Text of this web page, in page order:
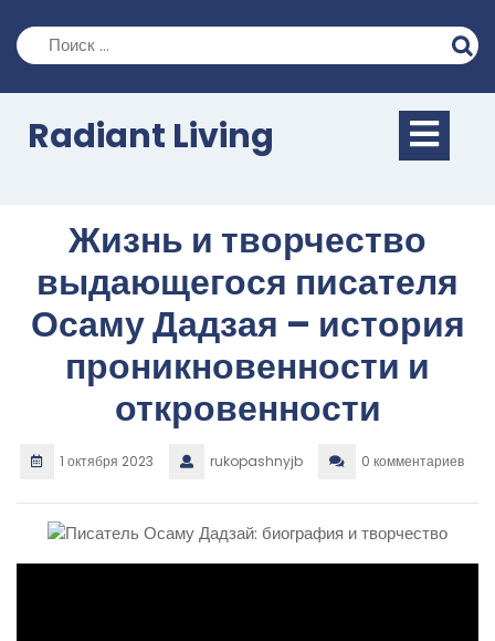
содержимому
Radiant Living
Жизнь и творчество
выдающегося писателя
Осаму Дадзая – история
проникновенности и
откровенности
1 октября 2023 rukopashnyjb 0 комментариев